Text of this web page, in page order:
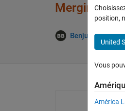
Merging
Benju Baniya
position,
United
Vous
América